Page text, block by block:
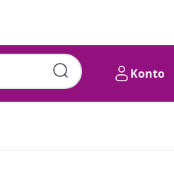
Konto